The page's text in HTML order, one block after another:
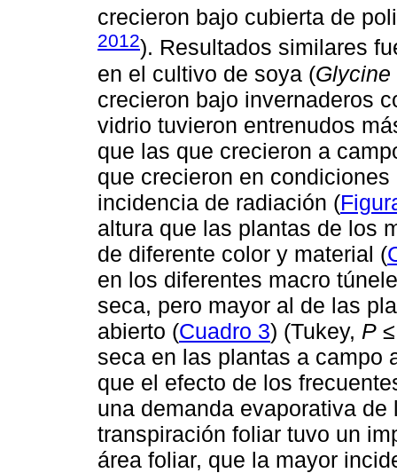
crecieron bajo cubierta de
2012). Resultados similares
en el cultivo de soya (Glycine
crecieron bajo invernaderos
vidrio tuvieron entrenudos
que las que crecieron a
que crecieron en
incidencia de radiación (
altura que las plantas de los
de diferente color y material (
en los diferentes macro
seca, pero mayor al de las
abierto (Cuadro 3) (Tukey, P
seca en las plantas a campo
que el efecto de los
una demanda evaporativa
transpiración foliar tuvo un
área foliar, que la mayor